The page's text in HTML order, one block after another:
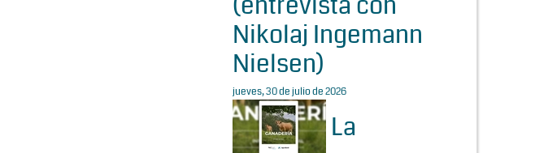
Nikolaj Ingemann
Nielsen)
jueves, 30 de julio de 2026
La